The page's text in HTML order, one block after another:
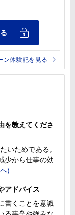
ン体験記を見る
を教えてくださ
いためである。
少から仕事の効
アドバイス
書くことを意識